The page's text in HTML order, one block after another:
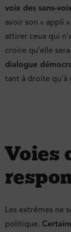
voix des sans-
avoir son « appli
attirer ceux qui
croire qu’elle
dialogue
tant à droite qu’à
Voies
Les extrêmes ne
politique.